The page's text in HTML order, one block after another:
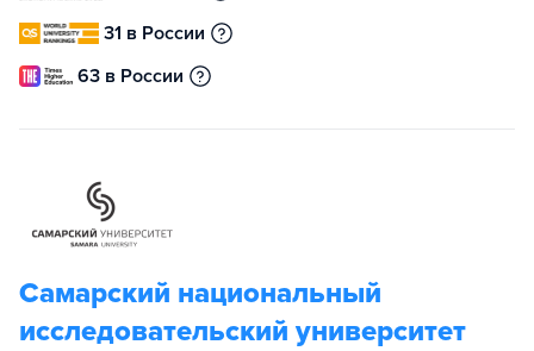
31 в России
63 в России
Самарский национальный
исследовательский университет